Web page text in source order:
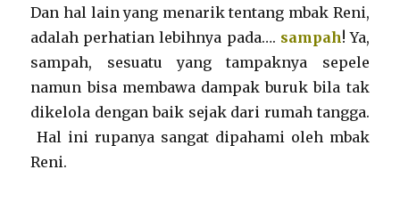
Dan hal lain yang menarik tentang mbak Reni,
adalah perhatian lebihnya pada…. sampah! Ya,
sampah, sesuatu yang tampaknya sepele
namun bisa membawa dampak buruk bila tak
dikelola dengan baik sejak dari rumah tangga.
Hal ini rupanya sangat dipahami oleh mbak
Reni.